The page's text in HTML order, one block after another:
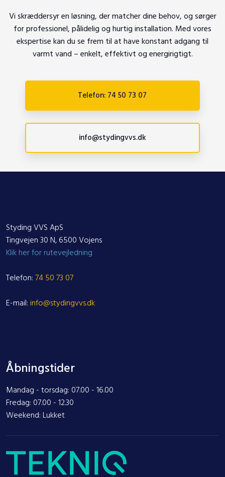
​Vi skræddersyr en løsning, der matcher dine behov, og sørger
for professionel, pålidelig og hurtig installation. Med vores
ekspertise kan du se frem til at have konstant adgang til
varmt vand – enkelt, effektivt og energirigtigt.
Telefon: 74 50 73 07
info@stydingvvs.dk
Styding VVS ApS
Tingvejen 30 N, 6500 Vojens
Klik her for rutevejledning
Telefon:74 50 73 07
E-mail:info@stydingvvs.dk
Åbningstider
Mandag - torsdag: 07.00 - 16.00
Fredag: 07.00 - 12.30
Weekend: Lukket​